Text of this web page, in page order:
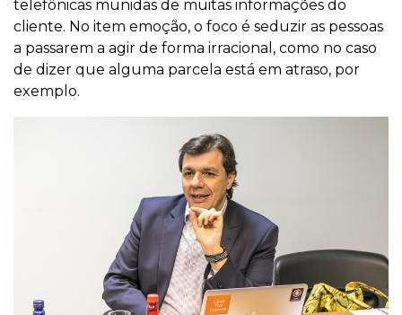
telefônicas munidas de muitas informações do
cliente. No item emoção, o foco é seduzir as pessoas
a passarem a agir de forma irracional, como no caso
de dizer que alguma parcela está em atraso, por
exemplo.